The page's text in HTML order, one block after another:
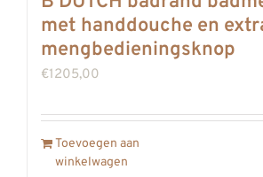
met handdouche en
mengbedieningsknop
€1205,00
Toevoegen aan
winkelwagen